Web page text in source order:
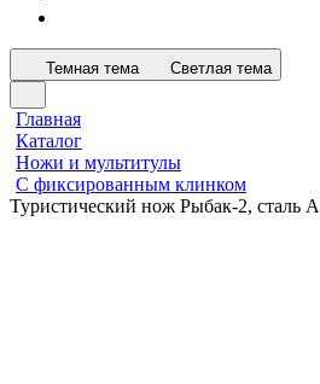
Темная тема Светлая тема
Главная
Каталог
Ножи и мультитулы
С фиксированным клинком
Туристический нож Рыбак-2, сталь